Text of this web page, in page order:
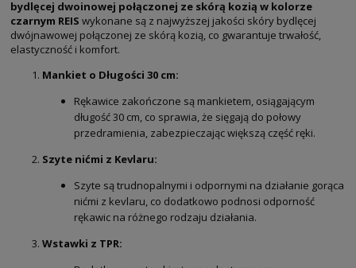
bydlęcej dwoinowej połączonej ze skórą kozią w kolorze
czarnym REIS wykonane są z najwyższej jakości skóry bydlęcej
dwójnawowej połączonej ze skórą kozią, co gwarantuje trwałość,
elastyczność i komfort.
Mankiet o Długości 30 cm:
Rękawice zakończone są mankietem, osiągającym
długość 30 cm, co sprawia, że sięgają do połowy
przedramienia, zabezpieczając większą część ręki.
Szyte nićmi z Kevlaru:
Szyte są trudnopalnymi i odpornymi na działanie gorąca
nićmi z kevlaru, co dodatkowo podnosi odporność
rękawic na różnego rodzaju działania.
Wstawki z TPR: